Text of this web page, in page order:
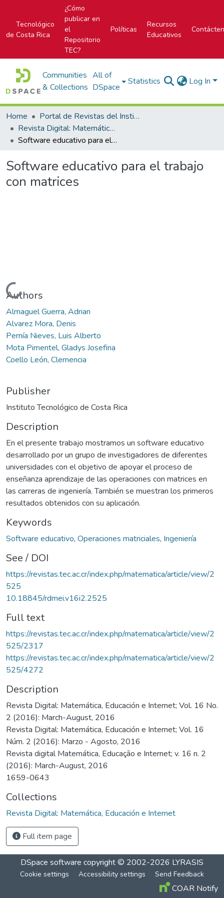
Tecnológico
de Costa Rica
¿Cómo
publicar en
el
Repositorio
TEC?
Políticas
Recursos
Educativos
Communities
& Collections
All of
DSpace
Statistics Log In
Home
Portal de Revistas del Instituto Tecnológico de Costa Rica
Revista Digital: Matemática, Educación e Internet
Software educativo para el trabajo con matrices
Software educativo para el trabajo
con matrices
Loading...
Authors
Almaguel Guerra, Adrian
Alvarez Mora, Denis
Pernía Nieves, Luis Alberto
Mota Pimentel, Gladys Josefina
Coello León, Clemencia
Publisher
Instituto Tecnológico de Costa Rica
Description
En el presente trabajo mostramos un software educativo
desarrollado por un grupo de investigadores de diferentes
universidades con el objetivo de apoyar el proceso de
enseñanza aprendizaje de las operaciones con matrices en
las carreras de ingeniería. También se muestran los primeros
resultados obtenidos con su aplicación.
Keywords
Software educativo, Operaciones matriciales, Ingeniería
See / DOI
https://revistas.tec.ac.cr/index.php/matematica/article/view/2
525
10.18845/rdmei.v16i2.2525
Full text
https://revistas.tec.ac.cr/index.php/matematica/article/view/2
525/2317
https://revistas.tec.ac.cr/index.php/matematica/article/view/2
525/4272
Description
Revista Digital: Matemática, Educación e Internet; Vol. 16 No.
2 (2016): March-August, 2016
Revista Digital: Matemática, Educación e Internet; Vol. 16
Núm. 2 (2016): Marzo - Agosto, 2016
Revista digital Matemática, Educação e Internet; v. 16 n. 2
(2016): March-August, 2016
1659-0643
Collections
Revista Digital: Matemática, Educación e Internet
Full item page
DSpace software copyright © 2002-2026 LYRASIS
Cookie settings Accessibility settings Send Feedback
COAR Notify